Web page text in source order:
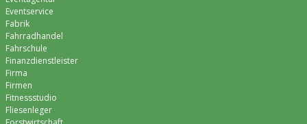
Eventservice
Fabrik
Fahrradhandel
Fahrschule
Finanzdienstleister
Firma
Firmen
Fitnessstudio
Fliesenleger